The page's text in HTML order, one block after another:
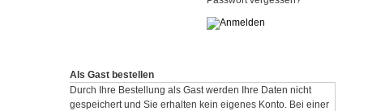
Als Gast bestellen
Durch Ihre Bestellung als Gast werden Ihre Daten nicht
gespeichert und Sie erhalten kein eigenes Konto. Bei einer